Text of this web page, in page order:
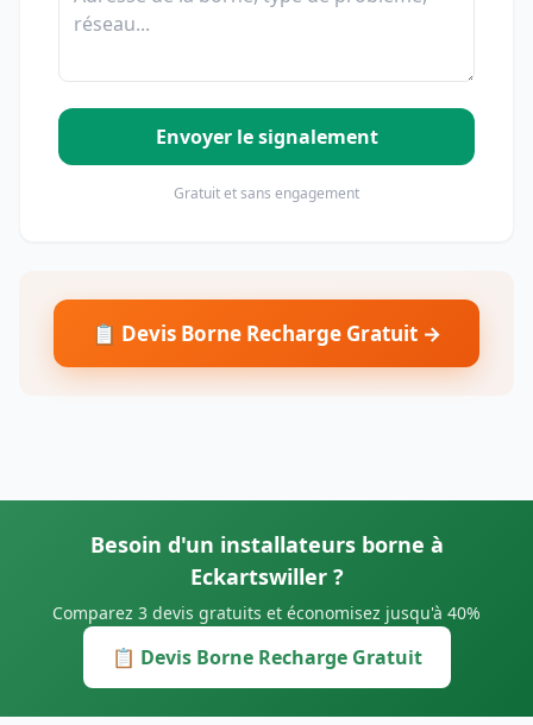
Envoyer le signalement
Gratuit et sans engagement
📋 Devis Borne Recharge Gratuit →
Besoin d'un installateurs borne à
Eckartswiller ?
Comparez 3 devis gratuits et économisez jusqu'à 40%
📋 Devis Borne Recharge Gratuit